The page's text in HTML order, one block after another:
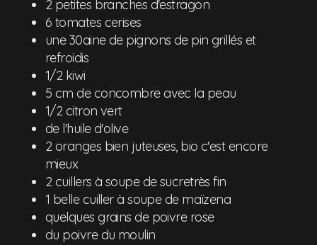
2 petites branches d'estragon
6 tomates cerises
une 30aine de pignons de pin grillés et
refroidis
1/2 kiwi
5 cm de concombre avec la peau
1/2 citron vert
de l'huile d'olive
2 oranges bien juteuses, bio c'est encore
mieux
2 cuillers à soupe de sucretrès fin
1 belle cuiller à soupe de maïzena
quelques grains de poivre rose
du poivre du moulin